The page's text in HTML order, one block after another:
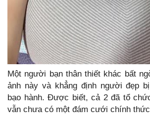
Một người bạn thân thiết khác bất
ảnh này và khẳng định người đẹp
bạo hành. Được biết, cả 2 đã tổ
vẫn chưa có một đám cưới chính